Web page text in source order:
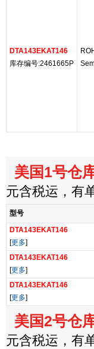
DTA143EKAT146
库存编号:2461665P
美国1号仓
元含税运，有
型号
DTA143EKAT146
[更多]
DTA143EKAT146
[更多]
DTA143EKAT146
[更多]
美国2号仓
元含税运，有